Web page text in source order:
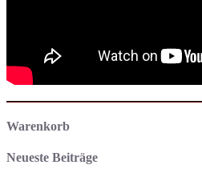
Warenkorb
Neueste Beiträge